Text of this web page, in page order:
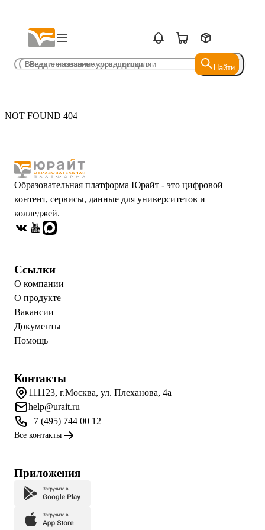
Найти
Найти
NOT FOUND 404
Образовательная платформа Юрайт - это цифровой
контент, сервисы, данные для университетов и
колледжей.
Ссылки
О компании
О продукте
Вакансии
Документы
Помощь
Контакты
111123, г.Москва, ул. Плеханова, 4а
help@urait.ru
+7 (495) 744 00 12
Все контакты
Приложения